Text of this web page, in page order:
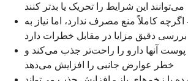
می‌توانند این شرایط را تحریک یا بدتر کنند
کاملاً منع مصرف ندارد، اما نیاز به
بررسی دقیق مزایا در مقابل خطرات دارد
12 سال - پوست آنها دارو را راحت‌تر جذب می‌کند و
خطر عوارض جانبی را افزایش می‌دهد